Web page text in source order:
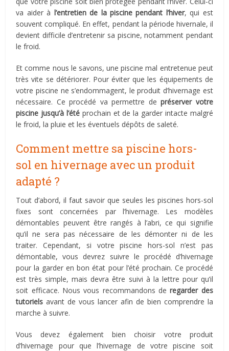
va aider à l’entretien de la piscine pendant l’hiver, qui est
souvent compliqué. En effet, pendant la période hivernale, il
devient difficile d’entretenir sa piscine, notamment pendant
le froid.
Et comme nous le savons, une piscine mal entretenue peut
très vite se détériorer. Pour éviter que les équipements de
votre piscine ne s’endommagent, le produit d’hivernage est
nécessaire. Ce procédé va permettre depréserver votre
piscine jusqu’à l’étéprochain et de la garder intacte malgré
le froid, la pluie et les éventuels dépôts de saleté.
Comment mettre sa piscine hors-
sol en hivernage avec un produit
adapté ?
Tout d’abord, il faut savoir que seules les piscines hors-sol
fixes sont concernées par l’hivernage. Les modèles
démontables peuvent être rangés à l’abri, ce qui signifie
qu’il ne sera pas nécessaire de les démonter ni de les
traiter. Cependant, si votre piscine hors-sol n’est pas
démontable, vous devrez suivre le procédé d’hivernage
pour la garder en bon état pour l’été prochain. Ce procédé
est très simple, mais devra être suivi à la lettre pour qu’il
soit efficace. Nous vous recommandons deregarder des
tutoriels avant de vous lancer afin de bien comprendre la
marche à suivre.
Vous devez également bien choisir votre produit
d’hivernage pour que l’hivernage de votre piscine soit